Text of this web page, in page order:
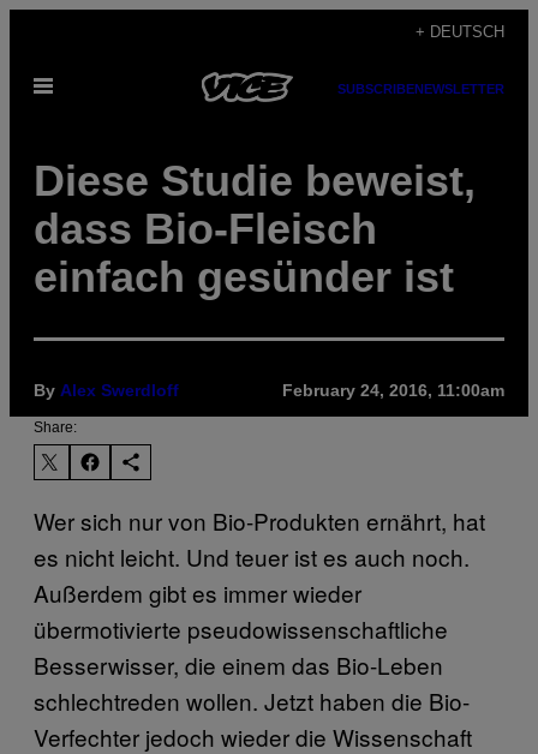
content
+ DEUTSCH
Open
SUBSCRIBENEWSLETTER
Diese Studie beweist,
dass Bio-Fleisch
einfach gesünder ist
By Alex Swerdloff February 24, 2016, 11:00am
Share:
Wer sich nur von Bio-Produkten ernährt, hat
es nicht leicht. Und teuer ist es auch noch.
Außerdem gibt es immer wieder
übermotivierte pseudowissenschaftliche
Besserwisser, die einem das Bio-Leben
schlechtreden wollen. Jetzt haben die Bio-
Verfechter jedoch wieder die Wissenschaft